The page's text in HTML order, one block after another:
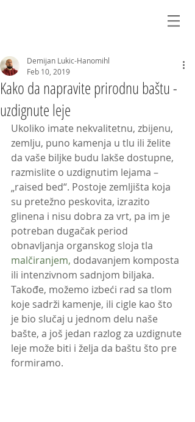
Kako da napravite prirodnu baštu -
uzdignute leje
Demijan Lukic-Hanomihl
Feb 10, 2019
Ukoliko imate nekvalitetnu, zbijenu,
zemlju, puno kamenja u tlu ili želite
da vaše biljke budu lakše dostupne,
razmislite o uzdignutim lejama –
„raised bed“. Postoje zemljišta koja
su pretežno peskovita, izrazito
glinena i nisu dobra za vrt, pa im je
potreban dugačak period
obnavljanja organskog sloja tla
malčiranjem, dodavanjem komposta
ili intenzivnom sadnjom biljaka.
Takođe, možemo izbeći rad sa tlom
koje sadrži kamenje, ili cigle kao što
je bio slučaj u jednom delu naše
bašte, a još jedan razlog za uzdignute
leje može biti i želja da baštu što pre
formiramo.